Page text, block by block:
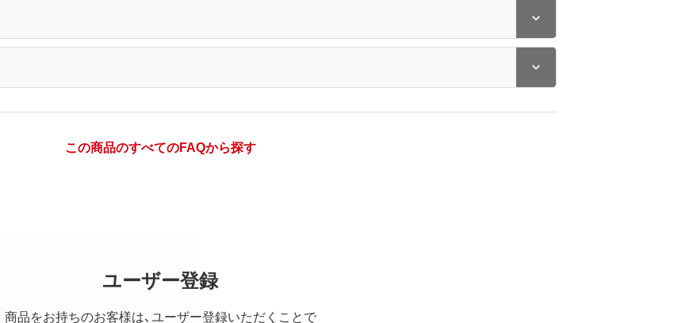
この商品のすべてのFAQから探す
ユーザー登録
商品をお持ちのお客様は、ユーザー登録いただくことで